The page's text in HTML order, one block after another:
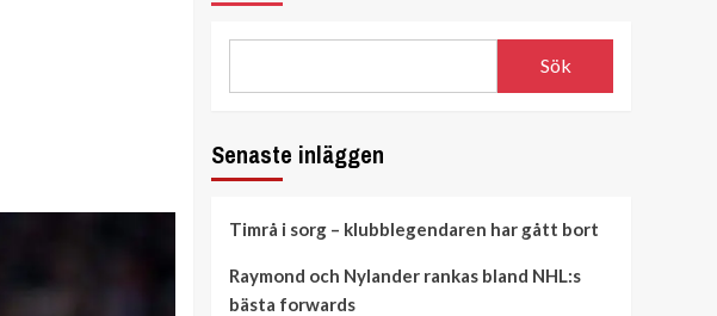
Sök
Senaste inläggen
Timrå i sorg – klubblegendaren har gått bort
Raymond och Nylander rankas bland NHL:s
bästa forwards